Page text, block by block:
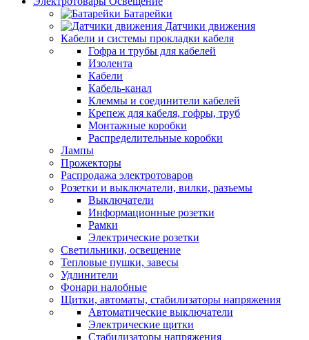
Батарейки
Датчики движения
Кабели и системы прокладки кабеля
Гофра и трубы для кабелей
Изолента
Кабели
Кабель-канал
Клеммы и соединители кабелей
Крепеж для кабеля, гофры, труб
Монтажные коробки
Распределительные коробки
Лампы
Прожекторы
Распродажа электротоваров
Розетки и выключатели, вилки, разъемы
Выключатели
Информационные розетки
Рамки
Электрические розетки
Светильники, освещение
Тепловые пушки, завесы
Удлинители
Фонари налобные
Щитки, автоматы, стабилизаторы напряжения
Автоматические выключатели
Электрические щитки
Стабилизаторы напряжения